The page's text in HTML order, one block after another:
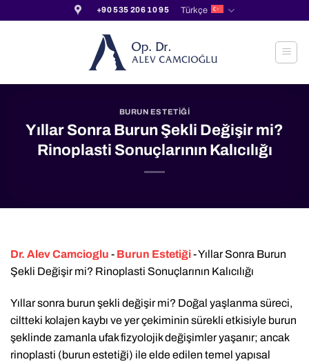
+90 535 206 10 95 Türkçe
BURUN ESTETIĞI
Yıllar Sonra Burun Şekli Değişir mi?
Rinoplasti Sonuçlarının Kalıcılığı
Dr. Alev Camcioglu - Burun Estetiği-Yıllar Sonra Burun
Şekli Değişir mi? Rinoplasti Sonuçlarının Kalıcılığı
Yıllar sonra burun şekli değişir mi? Doğal yaşlanma süreci,
ciltteki kolajen kaybı ve yer çekiminin sürekli etkisiyle burun
şeklinde zamanla ufak fizyolojik değişimler yaşanır; ancak
rinoplasti (burun estetiği) ile elde edilen temel yapısal